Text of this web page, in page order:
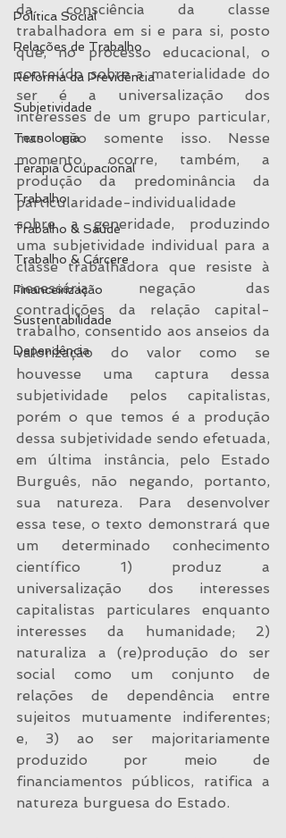
Política Social
Relações de Trabalho
Reforma da Previdência
Subjetividade
Tecnologia
Terapia Ocupacional
Trabalho
Trabalho & Saúde
Trabalho & Cárcere
Financeirização
Sustentabilidade
Dependência
da consciência da classe
trabalhadora em si e para si, posto
que, no processo educacional, o
conteúdo sobre a materialidade do
ser é a universalização dos
interesses de um grupo particular,
mas não somente isso. Nesse
momento, ocorre, também, a
produção da predominância da
particularidade-individualidade
sobre a generidade, produzindo
uma subjetividade individual para a
classe trabalhadora que resiste à
necessária negação das
contradições da relação capital-
trabalho, consentido aos anseios da
valorização do valor como se
houvesse uma captura dessa
subjetividade pelos capitalistas,
porém o que temos é a produção
dessa subjetividade sendo efetuada,
em última instância, pelo Estado
Burguês, não negando, portanto,
sua natureza. Para desenvolver
essa tese, o texto demonstrará que
um determinado conhecimento
científico 1) produz a
universalização dos interesses
capitalistas particulares enquanto
interesses da humanidade; 2)
naturaliza a (re)produção do ser
social como um conjunto de
relações de dependência entre
sujeitos mutuamente indiferentes;
e, 3) ao ser majoritariamente
produzido por meio de
financiamentos públicos, ratifica a
natureza burguesa do Estado.